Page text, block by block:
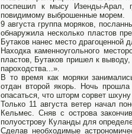
поспешил к мысу Изенды-Арал,
повидимому выброшенные морем.
9 августа группа моряков,
обнаружила несколько пластов
Бутаков нанес место драгоценной
Находка каменноугольного
пластов, Бутаков пришел к
пароходства...»
В то время как моряки
отдан второй якорь. Ночь
опасаться, что шторм сорвет
Только 11 августа ветер начал
Кельмес. Сняв с острова
полуострову Куланды для
Сделав необходимые